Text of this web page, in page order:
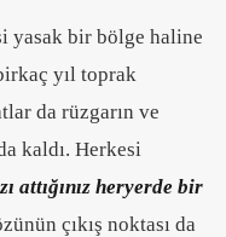
yasak bir bölge haline
yıl toprak
da rüzgarın ve
kaldı. Herkesi
attığınız heryerde bir
çıkış noktası da